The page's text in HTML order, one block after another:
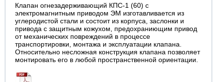
Клапан огнезадерживающий КПС-1 (60) с
электромагнитным приводом ЭM изготавливается из
углеродистой стали и состоит из корпуса, заслонки и
привода с защитным кожухом, предохраниющим привод
от механических повреждений в процессе
транспортировки, монтажа и эксплуатации клапана.
Относительно несложная конструкция клапана позволяет
монтировать его в любой пространственной ориентации.